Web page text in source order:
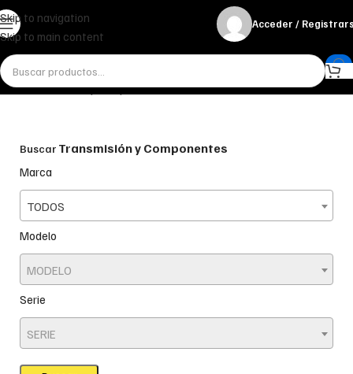
Skip to navigation
Skip to main content
Acceder /
InicioTransmisión y Componentes
Buscar Transmisión y Componentes
Marca
TODOS
Modelo
MODELO
Serie
SERIE